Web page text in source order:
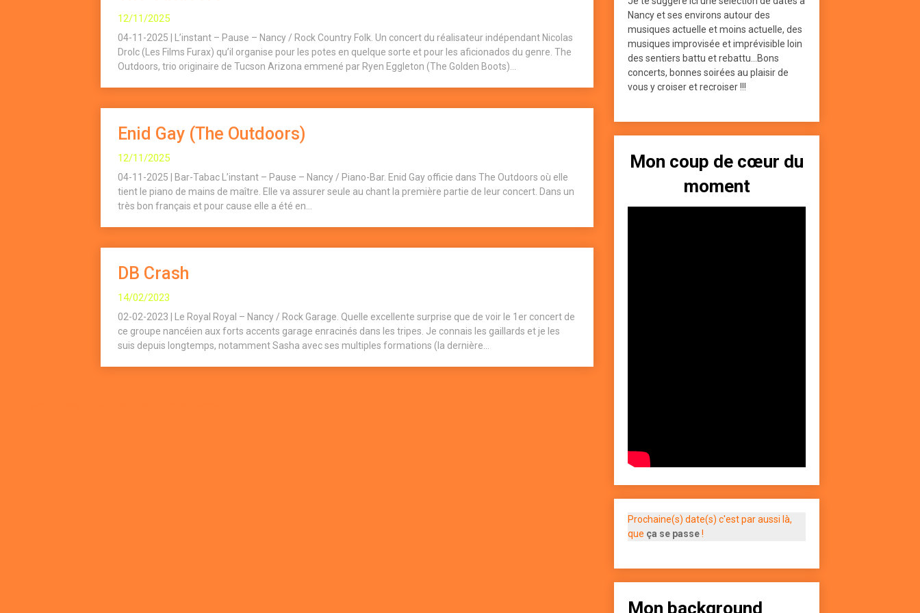
12/11/2025
04-11-2025 | L’instant – Pause – Nancy / Rock Country Folk. Un concert du réalisateur indépendant Nicolas
Drolc (Les Films Furax) qu’il organise pour les potes en quelque sorte et pour les aficionados du genre. The
Outdoors, trio originaire de Tucson Arizona emmené par Ryen Eggleton (The Golden Boots)...
Enid Gay (The Outdoors)
12/11/2025
04-11-2025 | Bar-Tabac L’instant – Pause – Nancy / Piano-Bar. Enid Gay officie dans The Outdoors où elle
tient le piano de mains de maître. Elle va assurer seule au chant la première partie de leur concert. Dans un
très bon français et pour cause elle a été en...
DB Crash
14/02/2023
02-02-2023 | Le Royal Royal – Nancy / Rock Garage. Quelle excellente surprise que de voir le 1er concert de
ce groupe nancéien aux forts accents garage enracinés dans les tripes. Je connais les gaillards et je les
suis depuis longtemps, notamment Sasha avec ses multiples formations (la dernière...
Nancy et ses environs autour des
musiques actuelle et moins actuelle, des
musiques improvisée et imprévisible loin
des sentiers battu et rebattu...Bons
concerts, bonnes soirées au plaisir de
vous y croiser et recroiser !!!
Mon coup de cœur du
moment
Prochaine(s) date(s) c'est par aussi là,
que ça se passe!
Mon background